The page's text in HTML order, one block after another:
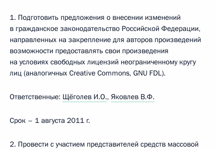
1. Подготовить предложения о внесении изменений
в гражданское законодательство Российской Федерации,
направленных на закрепление для авторов произведений
возможности предоставлять свои произведения
на условиях свободных лицензий неограниченному кругу
лиц (аналогичных Creative Commons, GNU FDL).
Ответственные: Щёголев И.О., Яковлев В.Ф.
Срок – 1 августа 2011 г.
2. Провести с участием представителей средств массовой